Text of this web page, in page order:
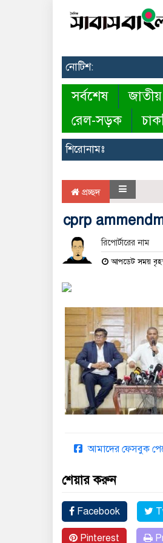
নোটিশ:
সর্বশেষ জাতীয়
রেল-সড়ক
শিরোনামঃ
প্রচ্ছদ
cprp
রিপোর্টারের নাম
আপডেট সময়
আমাদের ফেসবুক
শেয়ার করুন
Facebook
Pinterest